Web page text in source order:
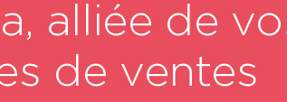
alliée de
de ventes